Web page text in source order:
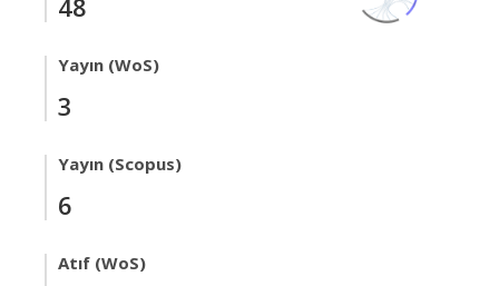
48
Yayın (WoS)
3
Yayın (Scopus)
6
Atıf (WoS)